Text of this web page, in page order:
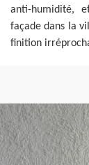
anti-humidité,
façade dans la
finition